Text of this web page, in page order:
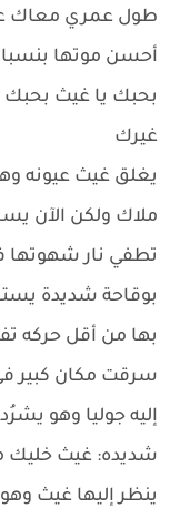
طول عمري معاك
أحسن موتها
بحبك يا غيث
غيرك
يغلق غيث عيونه
ملاك ولكن الآن
تطفي نار شهوتها
بوقاحة شديدة
بها من أقل حركه
سرقت مكان كبير
إليه جوليا وهو
شديده: غيث خليك
ينظر إليها غيث